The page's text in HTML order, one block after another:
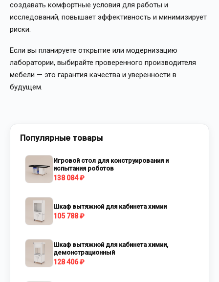
создавать комфортные условия для работы и
исследований, повышает эффективность и минимизирует
риски.
Если вы планируете открытие или модернизацию
лаборатории, выбирайте проверенного производителя
мебели — это гарантия качества и уверенности в
будущем.
Популярные товары
Игровой стол для конструирования и
испытания роботов
138 084 ₽
Шкаф вытяжной для кабинета химии
105 788 ₽
Шкаф вытяжной для кабинета химии,
демонстрационный
128 406 ₽